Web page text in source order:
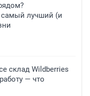
самый лучший (и
склад Wildberries
— что